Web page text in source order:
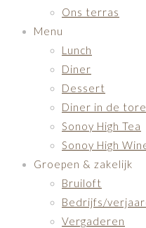
Ons terras
Menu
Lunch
Diner
Dessert
Diner in de
Sonoy High Tea
Sonoy High
Groepen & zakelijk
Bruiloft
Bedrijfs/
Vergaderen